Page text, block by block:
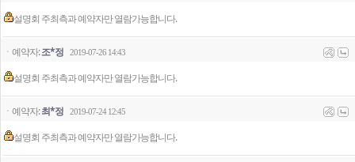
설명회 주최측과 예약자만 열람가능합니다.
ㆍ예약자:조*정 2019-07-26 14:43
설명회 주최측과 예약자만 열람가능합니다.
ㆍ예약자:최*정 2019-07-24 12:45
설명회 주최측과 예약자만 열람가능합니다.